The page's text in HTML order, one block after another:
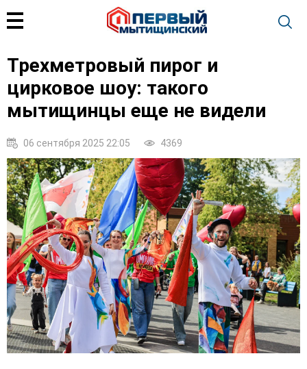
Трехметровый пирог и
цирковое шоу: такого
мытищинцы еще не видели
06 сентября 2025 22:05 4369